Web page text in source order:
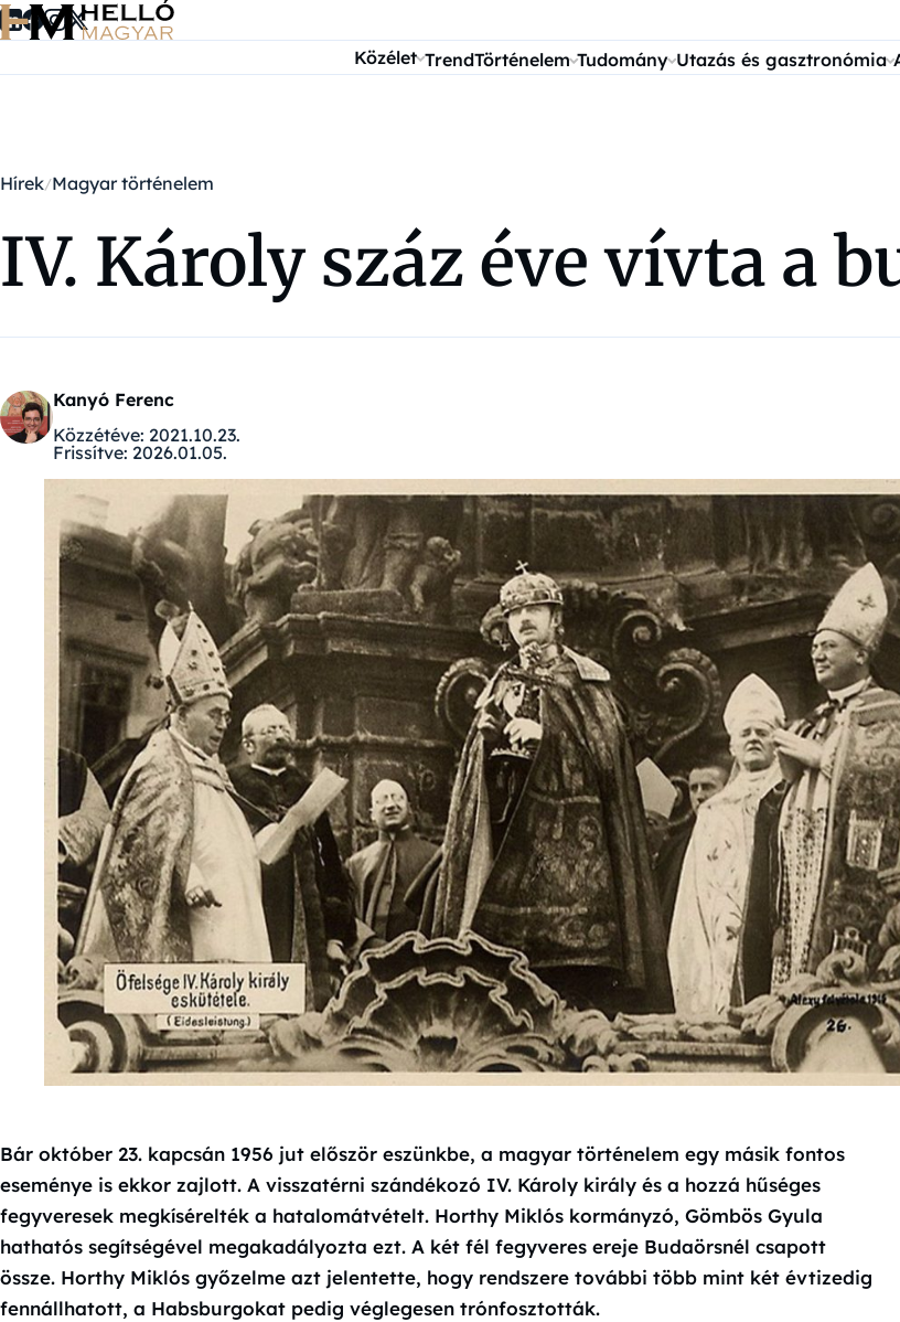
Ugrás a tartalomra
Közélet TrendTörténelem Tudomány Utazás és gasztronómia
Hírek Magyar történelem
IV. Károly száz éve vívta a
Kanyó Ferenc
Közzétéve: 2021.10.23.
Frissítve: 2026.01.05.
Bár október 23. kapcsán 1956 jut először eszünkbe, a magyar történelem egy másik fontos
eseménye is ekkor zajlott. A visszatérni szándékozó IV. Károly király és a hozzá hűséges
fegyveresek megkísérelték a hatalomátvételt. Horthy Miklós kormányzó, Gömbös Gyula
hathatós segítségével megakadályozta ezt. A két fél fegyveres ereje Budaörsnél csapott
össze. Horthy Miklós győzelme azt jelentette, hogy rendszere további több mint két évtizedig
fennállhatott, a Habsburgokat pedig véglegesen trónfosztották.